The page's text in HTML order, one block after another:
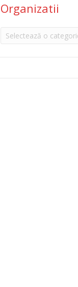
Organizatii
Organizatii